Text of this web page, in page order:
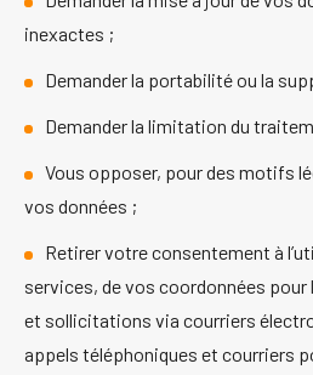
inexactes ;
Demander la portabilité ou la
Demander la limitation du
Vous opposer, pour des motifs
vos données ;
Retirer votre consentement à
services, de vos coordonnées pour
et sollicitations via courriers
appels téléphoniques et courriers